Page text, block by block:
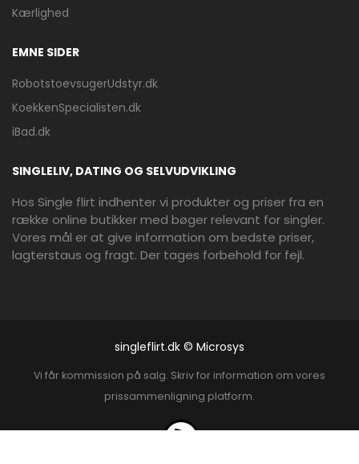
Kærlighed
EMNE SIDER
RobotstoevsugerUdstyr.dk
KoekkenSpecialisten.dk
iBad.dk
SINGLELIV, DATING OG SELVUDVIKLING
Hos Single flirt indhenter vi produkter og priser fra en
række online butikker med bøger relevant for singler.
Vores mål er at give information om bedste priser,
lagterstaus og fragt. Der tages forbehold for fejl.
singleflirt.dk © Microsys
Vi får kommission på salg. Skriv for information om vores
prissammenligning platform.